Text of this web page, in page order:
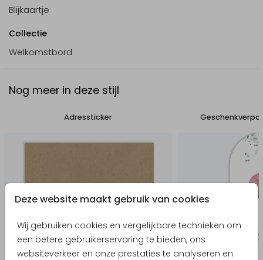
Deze website maakt gebruik van cookies
Wij gebruiken cookies en vergelijkbare technieken om
een betere gebruikerservaring te bieden, ons
websiteverkeer en onze prestaties te analyseren en
Blijkaartje
Collectie
Welkomstbord
Nog meer in deze stijl
Adressticker